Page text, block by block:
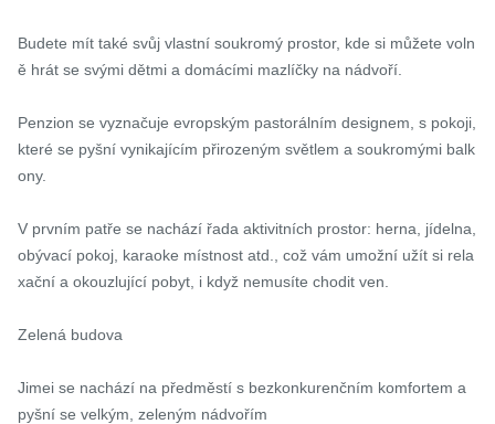
Budete mít také svůj vlastní soukromý prostor, kde si můžete voln
ě hrát se svými dětmi a domácími mazlíčky na nádvoří.
Penzion se vyznačuje evropským pastorálním designem, s pokoji,
které se pyšní vynikajícím přirozeným světlem a soukromými balk
ony.
V prvním patře se nachází řada aktivitních prostor: herna, jídelna,
obývací pokoj, karaoke místnost atd., což vám umožní užít si rela
xační a okouzlující pobyt, i když nemusíte chodit ven.
Zelená budova
Jimei se nachází na předměstí s bezkonkurenčním komfortem a
pyšní se velkým, zeleným nádvořím